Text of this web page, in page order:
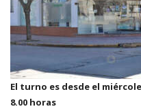
El turno es desde el
8.00 horas